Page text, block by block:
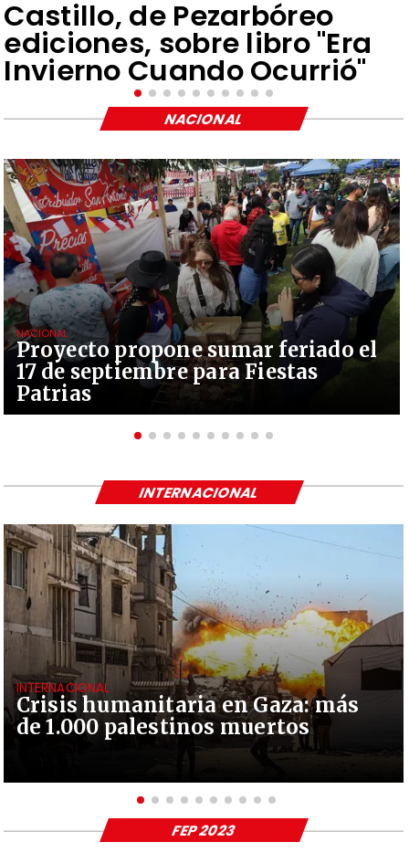
Castillo, de Pezarbóreo
ediciones, sobre libro "Era
Invierno Cuando Ocurrió"
Proyecto propone sumar feriado el
17 de septiembre para Fiestas
Patrias
NACIONAL
NACIONAL
Crisis humanitaria en Gaza: más
de 1.000 palestinos muertos
INTERNACIONAL
INTERNACIONAL
FEP 2023